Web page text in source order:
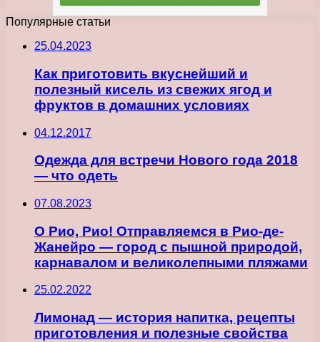
Популярные статьи
25.04.2023
Как приготовить вкуснейший и
полезный кисель из свежих ягод и
фруктов в домашних условиях
04.12.2017
Одежда для встречи Нового года 2018
— что одеть
07.08.2023
О Рио, Рио! Отправляемся в Рио-де-
Жанейро — город с пышной природой,
карнавалом и великолепными пляжами
25.02.2022
Лимонад — история напитка, рецепты
приготовления и полезные свойства